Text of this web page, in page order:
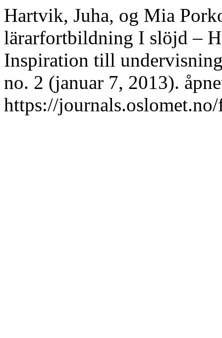
Hartvik, Juha, og Mia
lärarfortbildning I slöjd –
Inspiration till
no. 2 (januar 7, 2013).
https://